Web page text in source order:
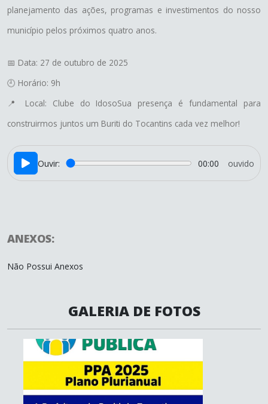
planejamento das ações, programas e investimentos do nosso
município pelos próximos quatro anos.
📅 Data: 27 de outubro de 2025
🕘 Horário: 9h
📍 Local: Clube do IdosoSua presença é fundamental para
construirmos juntos um Buriti do Tocantins cada vez melhor!
Ouvir: 00:00 ouvido
ANEXOS:
Não Possui Anexos
GALERIA DE FOTOS